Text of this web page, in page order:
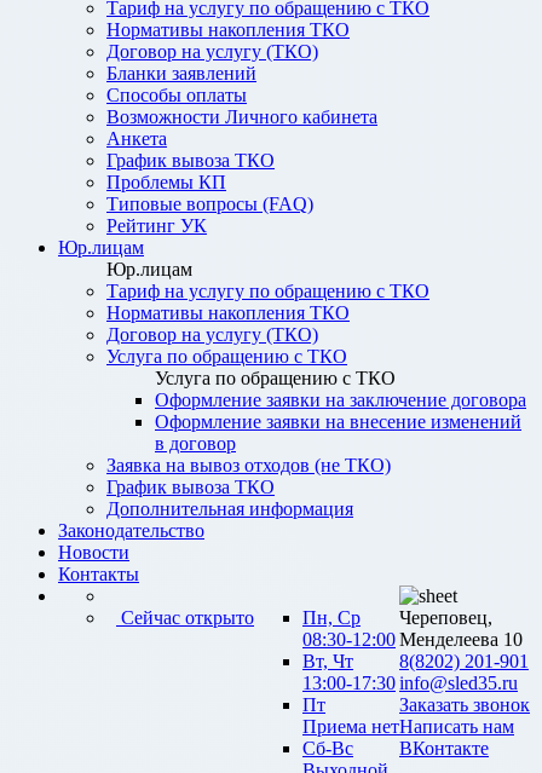
Тариф на услугу по обращению с ТКО
Нормативы накопления ТКО
Договор на услугу (ТКО)
Бланки заявлений
Способы оплаты
Возможности Личного кабинета
Анкета
График вывоза ТКО
Проблемы КП
Типовые вопросы (FAQ)
Рейтинг УК
Юр.лицам
Юр.лицам
Тариф на услугу по обращению с ТКО
Нормативы накопления ТКО
Договор на услугу (ТКО)
Услуга по обращению с ТКО
Услуга по обращению с ТКО
Оформление заявки на заключение договора
Оформление заявки на внесение изменений
в договор
Заявка на вывоз отходов (не ТКО)
График вывоза ТКО
Дополнительная информация
Законодательство
Новости
Контакты
Сейчас открыто
Пн, Ср
08:30-12:00
Вт, Чт
13:00-17:30
Пт
Приема нет
Сб-Вс
Череповец,
Менделеева 10
8(8202) 201-901
info@sled35.ru
Заказать звонок
Написать нам
ВКонтакте